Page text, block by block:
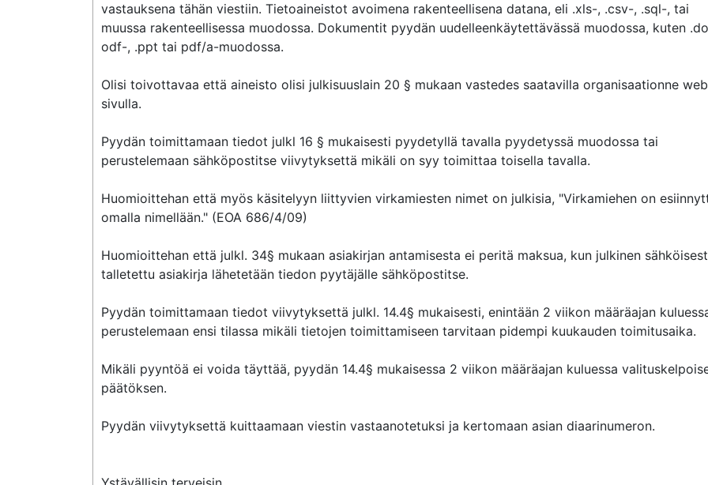
vastauksena tähän viestiin. Tietoaineistot avoimena rakenteellisena datana, eli .xls-, .csv-, .sql-, tai
muussa rakenteellisessa muodossa. Dokumentit pyydän uudelleenkäytettävässä muodossa, kuten
odf-, .ppt tai pdf/a-muodossa.
Olisi toivottavaa että aineisto olisi julkisuuslain 20 § mukaan vastedes saatavilla organisaationne
sivulla.
Pyydän toimittamaan tiedot julkl 16 § mukaisesti pyydetyllä tavalla pyydetyssä muodossa tai
perustelemaan sähköpostitse viivytyksettä mikäli on syy toimittaa toisella tavalla.
Huomioittehan että myös käsitelyyn liittyvien virkamiesten nimet on julkisia, "Virkamiehen on
omalla nimellään." (EOA 686/4/09)
Huomioittehan että julkl. 34§ mukaan asiakirjan antamisesta ei peritä maksua, kun julkinen
talletettu asiakirja lähetetään tiedon pyytäjälle sähköpostitse.
Pyydän toimittamaan tiedot viivytyksettä julkl. 14.4§ mukaisesti, enintään 2 viikon määräajan
perustelemaan ensi tilassa mikäli tietojen toimittamiseen tarvitaan pidempi kuukauden toimitusaika.
Mikäli pyyntöä ei voida täyttää, pyydän 14.4§ mukaisessa 2 viikon määräajan kuluessa
päätöksen.
Pyydän viivytyksettä kuittaamaan viestin vastaanotetuksi ja kertomaan asian diaarinumeron.